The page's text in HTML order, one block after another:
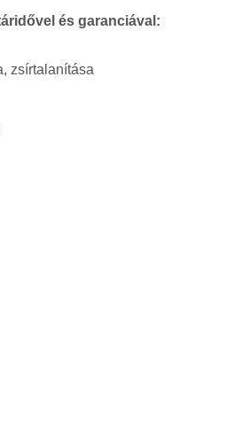
és garanciával:
zsírtalanítása